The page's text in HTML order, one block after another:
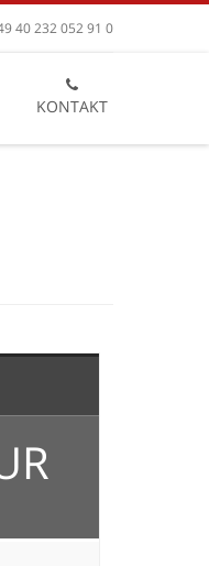
40 232 052 91 0
KONTAKT